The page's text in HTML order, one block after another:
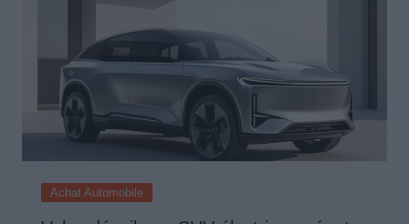
Achat Automobile